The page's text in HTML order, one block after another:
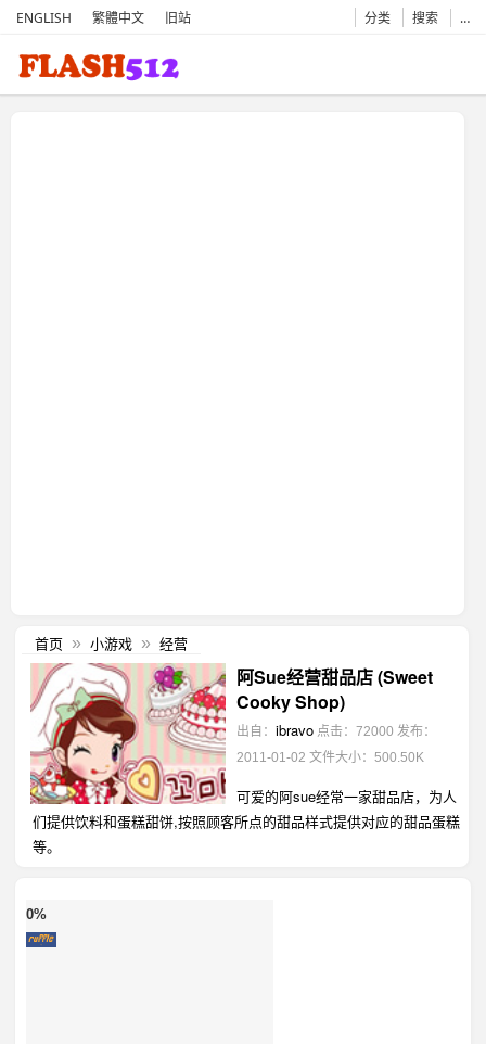
ENGLISH 繁體中文 旧站 分类 搜索 …
首页 » 小游戏 » 经营
阿Sue经营甜品店 (Sweet
Cooky Shop)
出自： ibravo 点击：72000 发布：
2011-01-02 文件大小：500.50K
可爱的阿sue经常一家甜品店，为人
们提供饮料和蛋糕甜饼,按照顾客所点的甜品样式提供对应的甜品蛋糕
等。
0%